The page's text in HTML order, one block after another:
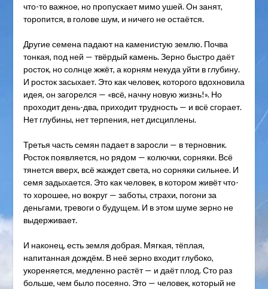
что-то важное, но пропускает мимо ушей. Он занят,
торопится, в голове шум, и ничего не остаётся.
Другие семена падают на каменистую землю. Почва
тонкая, под ней — твёрдый камень. Зерно быстро даёт
росток, но солнце жжёт, а корням некуда уйти в глубину.
И росток засыхает. Это как человек, которого вдохновила
идея, он загорелся — «всё, начну новую жизнь!». Но
проходит день-два, приходит трудность — и всё сгорает.
Нет глубины, нет терпения, нет дисциплены.
Третья часть семян падает в заросли — в терновник.
Росток появляется, но рядом — колючки, сорняки. Всё
тянется вверх, всё жаждет света, но сорняки сильнее. И
семя задыхается. Это как человек, в котором живёт что-
то хорошее, но вокруг — заботы, страхи, погони за
деньгами, тревоги о будущем. И в этом шуме зерно не
выдерживает.
И наконец, есть земля добрая. Мягкая, тёплая,
напитанная дождём. В неё зерно входит глубоко,
укореняется, медленно растёт — и даёт плод. Сто раз
больше, чем было посеяно. Это — человек, который не